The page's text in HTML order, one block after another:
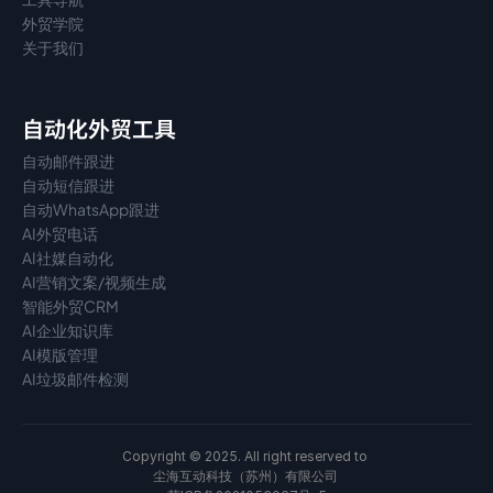
外贸学院
关于我们
自动化外贸工具
自动邮件跟进
自动短信跟进
自动WhatsApp跟进
AI外贸电话
AI社媒自动化
AI营销文案/视频生成
智能外贸CRM
AI企业知识库
AI模版管理
AI垃圾邮件检测
Copyright © 2025. All right reserved to
尘海互动科技（苏州）有限公司